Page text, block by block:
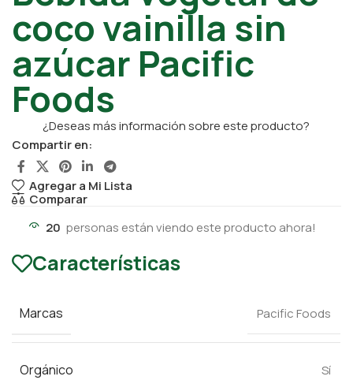
coco vainilla sin
azúcar Pacific
Foods
¿Deseas más información sobre este producto?
Compartir en:
Agregar a Mi Lista
Comparar
20 personas están viendo este producto ahora!
Características
Marcas Pacific Foods
Orgánico Sí